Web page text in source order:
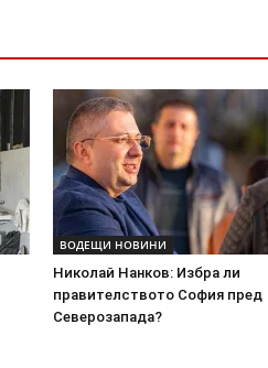
ВОДЕЩИ НОВИНИ
Николай Нанков: Избра ли
правителството София пред
Северозапада?